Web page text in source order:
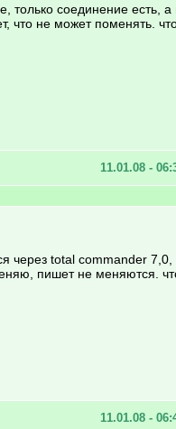
только соединение есть, а
что не может поменять.
11.01.08 -
через total commander
пишет не меняются.
11.01.08 -